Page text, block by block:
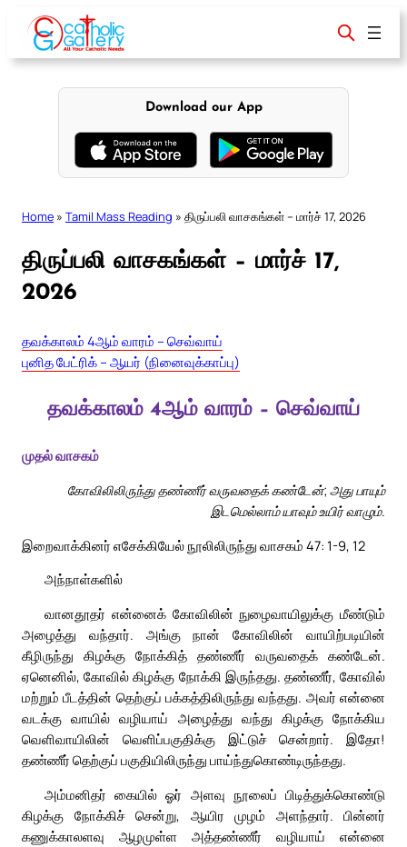
content
Download our App
Home » Tamil Mass Reading » திருப்பலி வாசகங்கள் – மார்ச் 17, 2026
திருப்பலி வாசகங்கள் – மார்ச் 17,
2026
தவக்காலம் 4ஆம் வாரம் – செவ்வாய்
புனித பேட்ரிக் – ஆயர் (நினைவுக்காப்பு)
தவக்காலம் 4ஆம் வாரம் – செவ்வாய்
முதல் வாசகம்
கோவிலிலிருந்து தண்ணீர் வருவதைக் கண்டேன்; அது பாயும்
இடமெல்லாம் யாவும் உயிர் வாழும்.
இறைவாக்கினர் எசேக்கியேல் நூலிலிருந்து வாசகம் 47: 1-9, 12
அந்நாள்களில்
வானதூதர் என்னைக் கோவிலின் நுழைவாயிலுக்கு மீண்டும்
அழைத்து வந்தார். அங்கு நான் கோவிலின் வாயிற்படியின்
கீழிருந்து கிழக்கு நோக்கித் தண்ணீர் வருவதைக் கண்டேன்.
ஏனெனில், கோவில் கிழக்கு நோக்கி இருந்தது. தண்ணீர், கோவில்
மற்றும் பீடத்தின் தெற்குப் பக்கத்திலிருந்து வந்தது. அவர் என்னை
வடக்கு வாயில் வழியாய் அழைத்து வந்து கிழக்கு நோக்கிய
வெளிவாயிலின் வெளிப்பகுதிக்கு இட்டுச் சென்றார். இதோ!
தண்ணீர் தெற்குப் பகுதியிலிருந்து பாய்ந்துகொண்டிருந்தது.
அம்மனிதர் கையில் ஓர் அளவு நூலைப் பிடித்துக்கொண்டு
கிழக்கு நோக்கிச் சென்று, ஆயிர முழம் அளந்தார். பின்னர்
கணுக்காலளவு ஆழமுள்ள அத்தண்ணீர் வழியாய் என்னை